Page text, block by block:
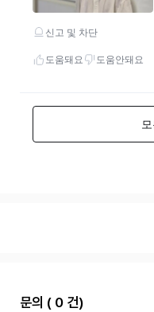
문의 ( 0 건)